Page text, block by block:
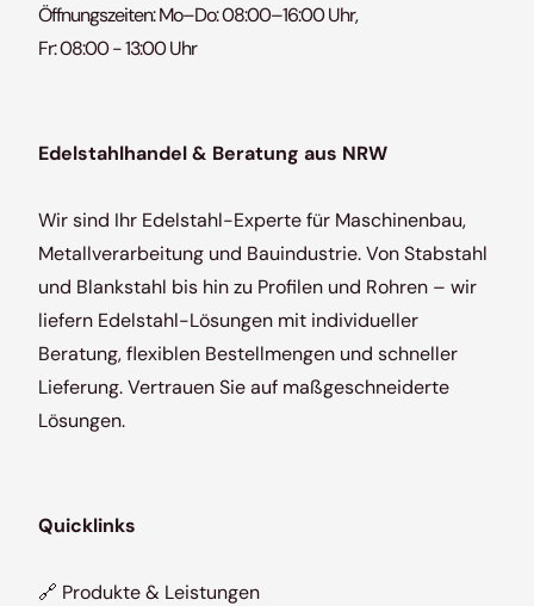
Öffnungszeiten: Mo–Do: 08:00–16:00 Uhr,
Fr: 08:00 - 13:00 Uhr
Edelstahlhandel & Beratung aus NRW
Wir sind Ihr Edelstahl-Experte für Maschinenbau,
Metallverarbeitung und Bauindustrie. Von Stabstahl
und Blankstahl bis hin zu Profilen und Rohren – wir
liefern Edelstahl-Lösungen mit individueller
Beratung, flexiblen Bestellmengen und schneller
Lieferung. Vertrauen Sie auf maßgeschneiderte
Lösungen.
Quicklinks
🔗 Produkte & Leistungen